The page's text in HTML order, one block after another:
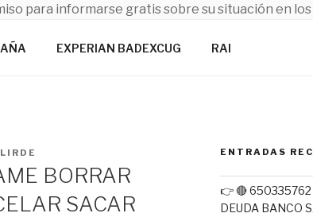
para informarse gratis sobre su situación en
EXPERIAN BADEXCUG RAI
BORRAR
SACAR
ENTRADAS
👉 🔴 650335762
DEUDA BANCO